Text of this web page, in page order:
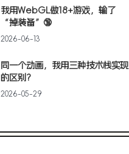
我用WebGL做18+游戏，输了
“掉装备”🔞
2026-06-13
同一个动画，我用三种技术栈实现
的区别?
2026-05-29